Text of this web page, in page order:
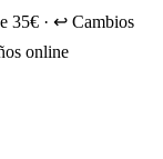
35€ · ↩️ Cambios
online